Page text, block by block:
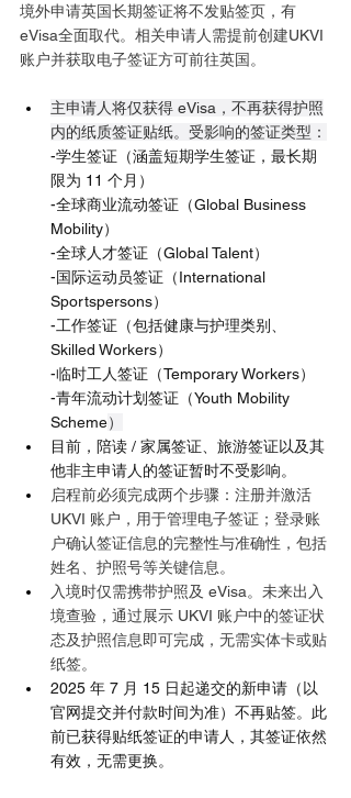
境外申请英国长期签证将不发贴签页，有
eVisa全面取代。相关申请人需提前创建UKVI
账户并获取电子签证方可前往英国。
主申请人将仅获得 eVisa，不再获得护照
内的纸质签证贴纸。受影响的签证类型：
-学生签证（涵盖短期学生签证，最长期
限为 11 个月）
-全球商业流动签证（Global Business
Mobility）
-全球人才签证（Global Talent）
-国际运动员签证（International
Sportspersons）
-工作签证（包括健康与护理类别、
Skilled Workers）
-临时工人签证（Temporary Workers）
-青年流动计划签证（Youth Mobility
Scheme）
目前，陪读 / 家属签证、旅游签证以及其
他非主申请人的签证暂时不受影响。
启程前必须完成两个步骤：注册并激活
UKVI 账户，用于管理电子签证；登录账
户确认签证信息的完整性与准确性，包括
姓名、护照号等关键信息。
入境时仅需携带护照及 eVisa。未来出入
境查验，通过展示 UKVI 账户中的签证状
态及护照信息即可完成，无需实体卡或贴
纸签。
2025 年 7 月 15 日起递交的新申请（以
官网提交并付款时间为准）不再贴签。此
前已获得贴纸签证的申请人，其签证依然
有效，无需更换。